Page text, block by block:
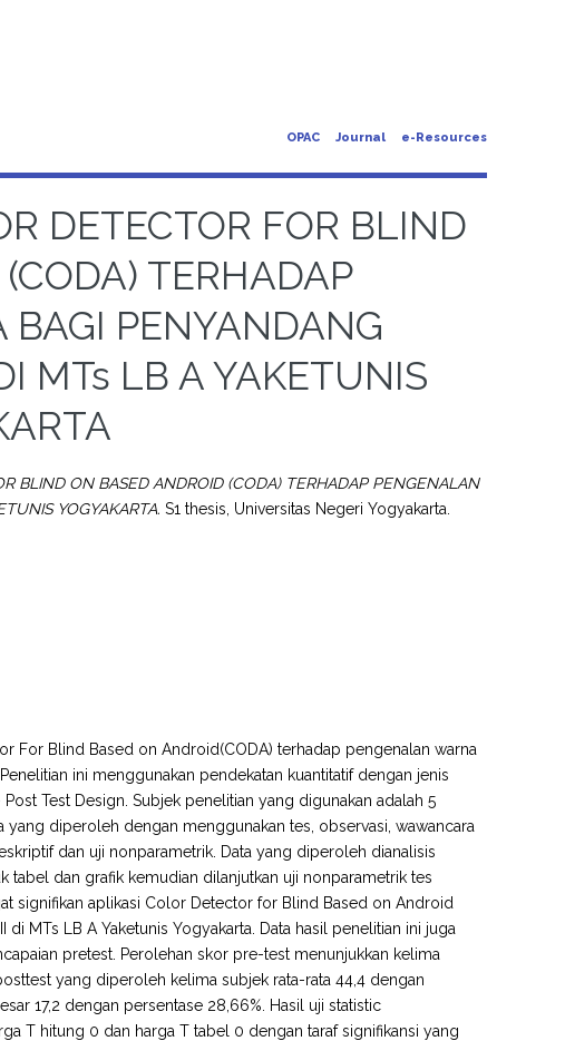
OPAC Journal e-Resources
DETECTOR FOR BLIND
TERHADAP
PENYANDANG
MTs LB A YAKETUNIS
BLIND ON BASED ANDROID (CODA) TERHADAP PENGENALAN
YOGYAKARTA. S1 thesis, Universitas Negeri Yogyakarta.
For Blind Based on Android(CODA) terhadap pengenalan warna
ini menggunakan pendekatan kuantitatif dengan jenis
Test Design. Subjek penelitian yang digunakan adalah 5
yang diperoleh dengan menggunakan tes, observasi, wawancara
dan uji nonparametrik. Data yang diperoleh dianalisis
dan grafik kemudian dilanjutkan uji nonparametrik tes
signifikan aplikasi Color Detector for Blind Based on Android
MTs LB A Yaketunis Yogyakarta. Data hasil penelitian ini juga
pretest. Perolehan skor pre-test menunjukkan kelima
yang diperoleh kelima subjek rata-rata 44,4 dengan
17,2 dengan persentase 28,66%. Hasil uji statistic
T hitung 0 dan harga T tabel 0 dengan taraf signifikansi yang